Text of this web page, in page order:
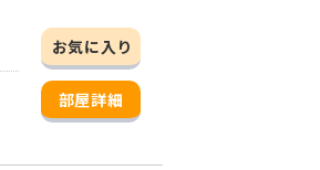
お気に入り
部屋詳細